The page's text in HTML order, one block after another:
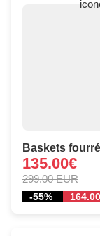
Baskets
135.00€
299.00 EUR
-55%